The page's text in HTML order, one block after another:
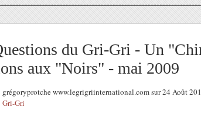
du Gri-Gri - Un
aux "Noirs" - mai 2009
www.legrigriinternational.com sur 24 Août
Gri-Gri